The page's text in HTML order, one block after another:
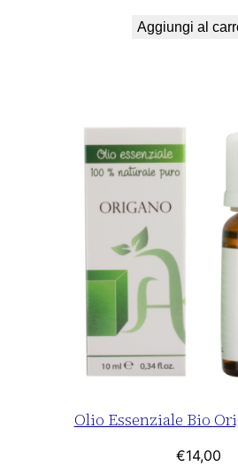
Aggiungi al
Olio Essenziale Bio
€14,00